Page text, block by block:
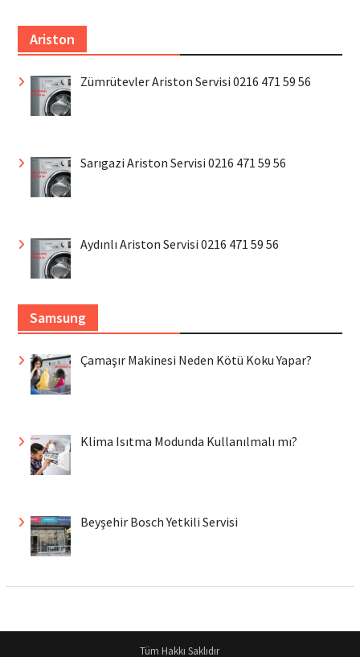
Ariston
Zümrütevler Ariston Servisi 0216 471 59 56
Sarıgazi Ariston Servisi 0216 471 59 56
Aydınlı Ariston Servisi 0216 471 59 56
Samsung
Çamaşır Makinesi Neden Kötü Koku Yapar?
Klima Isıtma Modunda Kullanılmalı mı?
Beyşehir Bosch Yetkili Servisi
Tüm Hakkı Saklıdır